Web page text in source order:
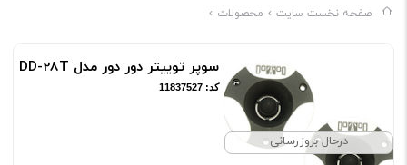
صفحه نخست سایت محصولات
درحال بروزرسانی
سوپر توییتر دور دور مدل DD-28T
کد: 11837527